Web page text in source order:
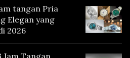
tangan Pria
Elegan yang
2026
Jam Tangan